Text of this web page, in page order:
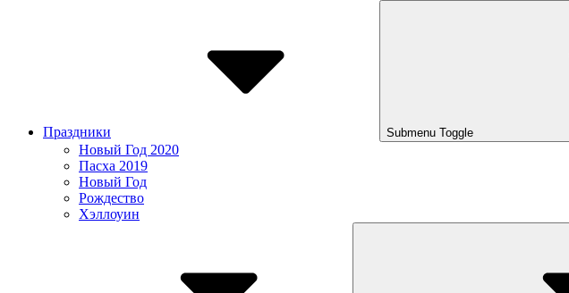
Праздники Submenu Toggle
Новый Год 2020
Пасха 2019
Новый Год
Рождество
Хэллоуин